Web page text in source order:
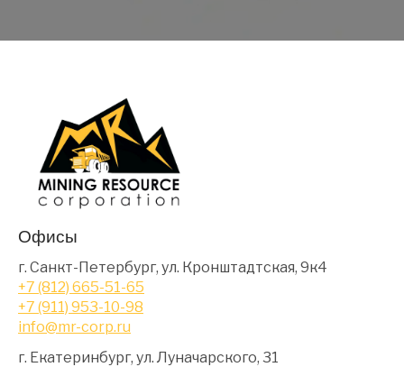
Офисы
г. Санкт-Петербург, ул. Кронштадтская, 9к4
+7 (812) 665-51-65
+7 (911) 953-10-98
info@mr-corp.ru
г. Екатеринбург, ул. Луначарского, 31